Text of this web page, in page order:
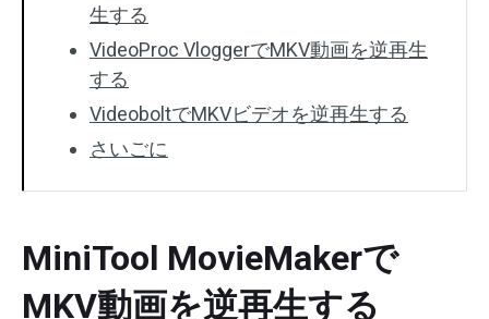
透かしなし
生する
VideoProc VloggerでMKV動画を逆再生
する
VideoboltでMKVビデオを逆再生する
さいごに
MiniTool MovieMakerで
MKV動画を逆再生する